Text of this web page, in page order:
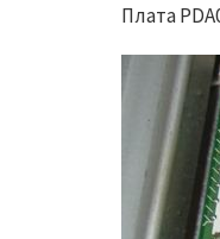
Плата